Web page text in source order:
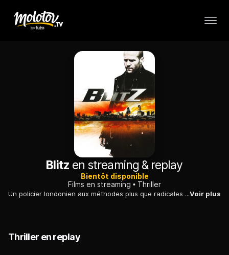
Blitz en streaming & replay
Bientôt disponible
Films en streaming
Thriller
Un policier londonien aux méthodes plus que radicales traque à sa façon un tueur en série, qui a décidé de s'en prendre uniquement aux forces de l'ordre.Voir plus
Thriller en replay